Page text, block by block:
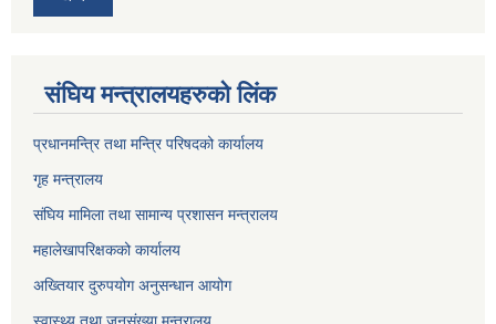
संघिय मन्त्र‍ालयहरुको लिंक
प्रधानमन्त्रि तथा मन्त्रि परिषदको कार्यालय
गृह मन्त्रालय
संघिय मामिला तथा सामान्य प्रशासन मन्त्रालय
महालेखापरिक्षकको कार्यालय
अख्तियार दुरुपयोग अनुसन्धान आयोग